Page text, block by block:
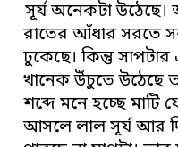
সূর্য অনেকটা
রাতের আঁধার সরতে
ঢুকেছে। কিন্তু
খানেক উঁচুতে
শব্দে মনে হচ্ছে মাটি
আসলে লাল সূর্য আর